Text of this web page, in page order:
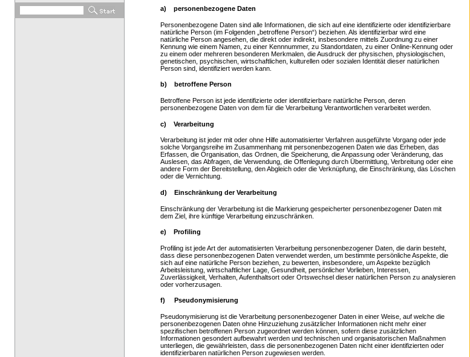
a) personenbezogene Daten
Personenbezogene Daten sind alle Informationen, die sich auf eine identifizierte oder identifizierbare
natürliche Person (im Folgenden „betroffene Person“) beziehen. Als identifizierbar wird eine
natürliche Person angesehen, die direkt oder indirekt, insbesondere mittels Zuordnung zu einer
Kennung wie einem Namen, zu einer Kennnummer, zu Standortdaten, zu einer Online-Kennung oder
zu einem oder mehreren besonderen Merkmalen, die Ausdruck der physischen, physiologischen,
genetischen, psychischen, wirtschaftlichen, kulturellen oder sozialen Identität dieser natürlichen
Person sind, identifiziert werden kann.
b) betroffene Person
Betroffene Person ist jede identifizierte oder identifizierbare natürliche Person, deren
personenbezogene Daten von dem für die Verarbeitung Verantwortlichen verarbeitet werden.
c) Verarbeitung
Verarbeitung ist jeder mit oder ohne Hilfe automatisierter Verfahren ausgeführte Vorgang oder jede
solche Vorgangsreihe im Zusammenhang mit personenbezogenen Daten wie das Erheben, das
Erfassen, die Organisation, das Ordnen, die Speicherung, die Anpassung oder Veränderung, das
Auslesen, das Abfragen, die Verwendung, die Offenlegung durch Übermittlung, Verbreitung oder eine
andere Form der Bereitstellung, den Abgleich oder die Verknüpfung, die Einschränkung, das Löschen
oder die Vernichtung.
d) Einschränkung der Verarbeitung
Einschränkung der Verarbeitung ist die Markierung gespeicherter personenbezogener Daten mit
dem Ziel, ihre künftige Verarbeitung einzuschränken.
e) Profiling
Profiling ist jede Art der automatisierten Verarbeitung personenbezogener Daten, die darin besteht,
dass diese personenbezogenen Daten verwendet werden, um bestimmte persönliche Aspekte, die
sich auf eine natürliche Person beziehen, zu bewerten, insbesondere, um Aspekte bezüglich
Arbeitsleistung, wirtschaftlicher Lage, Gesundheit, persönlicher Vorlieben, Interessen,
Zuverlässigkeit, Verhalten, Aufenthaltsort oder Ortswechsel dieser natürlichen Person zu analysieren
oder vorherzusagen.
f) Pseudonymisierung
Pseudonymisierung ist die Verarbeitung personenbezogener Daten in einer Weise, auf welche die
personenbezogenen Daten ohne Hinzuziehung zusätzlicher Informationen nicht mehr einer
spezifischen betroffenen Person zugeordnet werden können, sofern diese zusätzlichen
Informationen gesondert aufbewahrt werden und technischen und organisatorischen Maßnahmen
unterliegen, die gewährleisten, dass die personenbezogenen Daten nicht einer identifizierten oder
identifizierbaren natürlichen Person zugewiesen werden.